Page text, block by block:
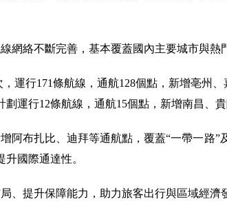
絡不斷完善，基本覆蓋國內主要城市與熱
行171條航線，通航128個點，新增亳州
運行12條航線，通航15個點，新增南昌、
布扎比、迪拜等通航點，覆蓋“一帶一路”
國際通達性。
提升保障能力，助力旅客出行與區域經濟